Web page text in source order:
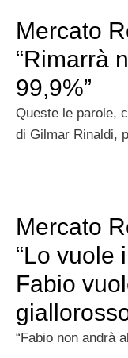
Mercato
“Rimarrà
99,9%”
Queste le parole,
di Gilmar Rinaldi,
Mercato
“Lo vuole
Fabio
“Fabio non andrà